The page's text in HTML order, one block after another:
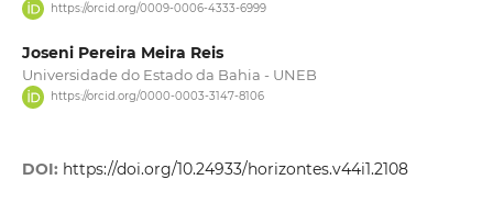
https://orcid.org/0009-0006-4333-6999
Joseni Pereira Meira Reis
Universidade do Estado da Bahia - UNEB
https://orcid.org/0000-0003-3147-8106
DOI: https://doi.org/10.24933/horizontes.v44i1.2108